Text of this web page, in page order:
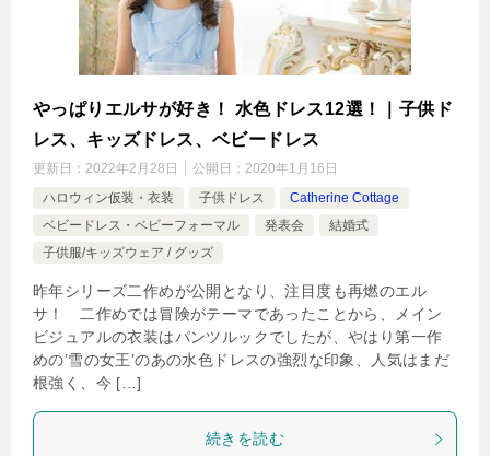
やっぱりエルサが好き！ 水色ドレス12選！｜子供ド
レス、キッズドレス、ベビードレス
更新日： 2022年2月28日 公開日： 2020年1月16日
ハロウィン仮装・衣装
子供ドレス
Catherine Cottage
ベビードレス・ベビーフォーマル
発表会
結婚式
子供服/キッズウェア / グッズ
昨年シリーズ二作めが公開となり、注目度も再燃のエル
サ！ 二作めでは冒険がテーマであったことから、メイン
ビジュアルの衣装はパンツルックでしたが、やはり第一作
めの’雪の女王’のあの水色ドレスの強烈な印象、人気はまだ
根強く、今 […]
続きを読む